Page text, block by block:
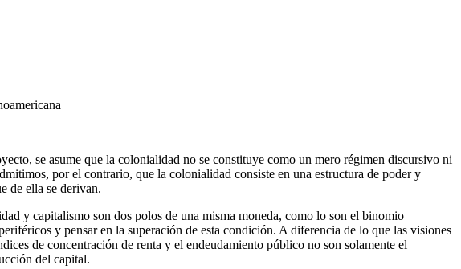
se asume que la colonialidad no se constituye como un mero régimen discursivo ni
por el contrario, que la colonialidad consiste en una estructura de poder y
de ella se derivan.
y capitalismo son dos polos de una misma moneda, como lo son el binomio
y pensar en la superación de esta condición. A diferencia de lo que las visiones
de concentración de renta y el endeudamiento público no son solamente el
del capital.